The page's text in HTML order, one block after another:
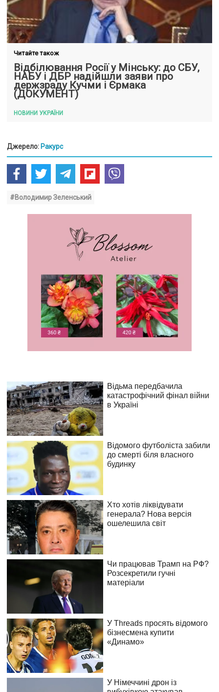
Читайте також
Відбілювання Росії у Мінську: до СБУ,
НАБУ і ДБР надійшли заяви про
держзраду Кучми і Єрмака
(ДОКУМЕНТ)
НОВИНИ УКРАЇНИ
Джерело: Ракурс
#Володимир Зеленський